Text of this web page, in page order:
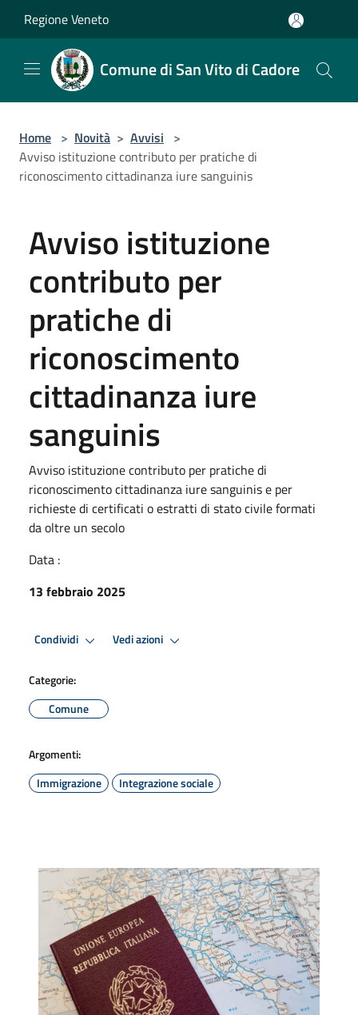
Regione Veneto
Comune di San Vito di Cadore
Home > Novità > Avvisi >
Avviso istituzione contributo per pratiche di
riconoscimento cittadinanza iure sanguinis
Avviso istituzione
contributo per
pratiche di
riconoscimento
cittadinanza iure
sanguinis
Avviso istituzione contributo per pratiche di
riconoscimento cittadinanza iure sanguinis e per
richieste di certificati o estratti di stato civile formati
da oltre un secolo
Data :
13 febbraio 2025
Condividi Vedi azioni
Categorie:
Comune
Argomenti:
Immigrazione
Integrazione sociale